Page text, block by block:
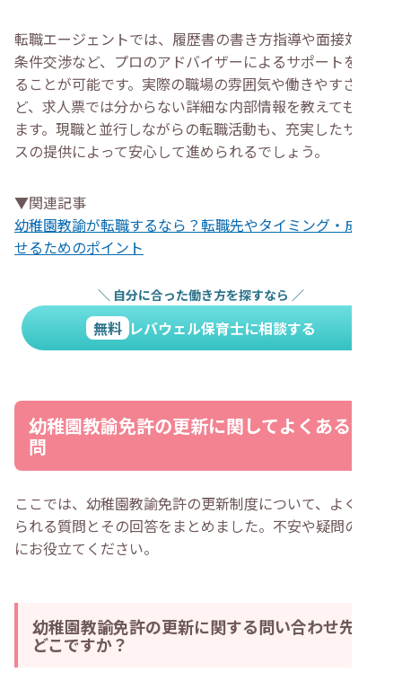
転職エージェントでは、履歴書の書き方指導や面接対策、
条件交渉など、プロのアドバイザーによるサポートを受け
ることが可能です。実際の職場の雰囲気や働きやすさな
ど、求人票では分からない詳細な内部情報を教えてもらえ
ます。現職と並行しながらの転職活動も、充実したサービ
スの提供によって安心して進められるでしょう。
▼関連記事
幼稚園教諭が転職するなら？転職先やタイミング・成功さ
せるためのポイント
＼ 自分に合った働き方を探すなら ／
無料 レバウェル保育士に相談する
幼稚園教諭免許の更新に関してよくある質
問
ここでは、幼稚園教諭免許の更新制度について、よく寄せ
られる質問とその回答をまとめました。不安や疑問の解消
にお役立てください。
幼稚園教諭免許の更新に関する問い合わせ先は
どこですか？